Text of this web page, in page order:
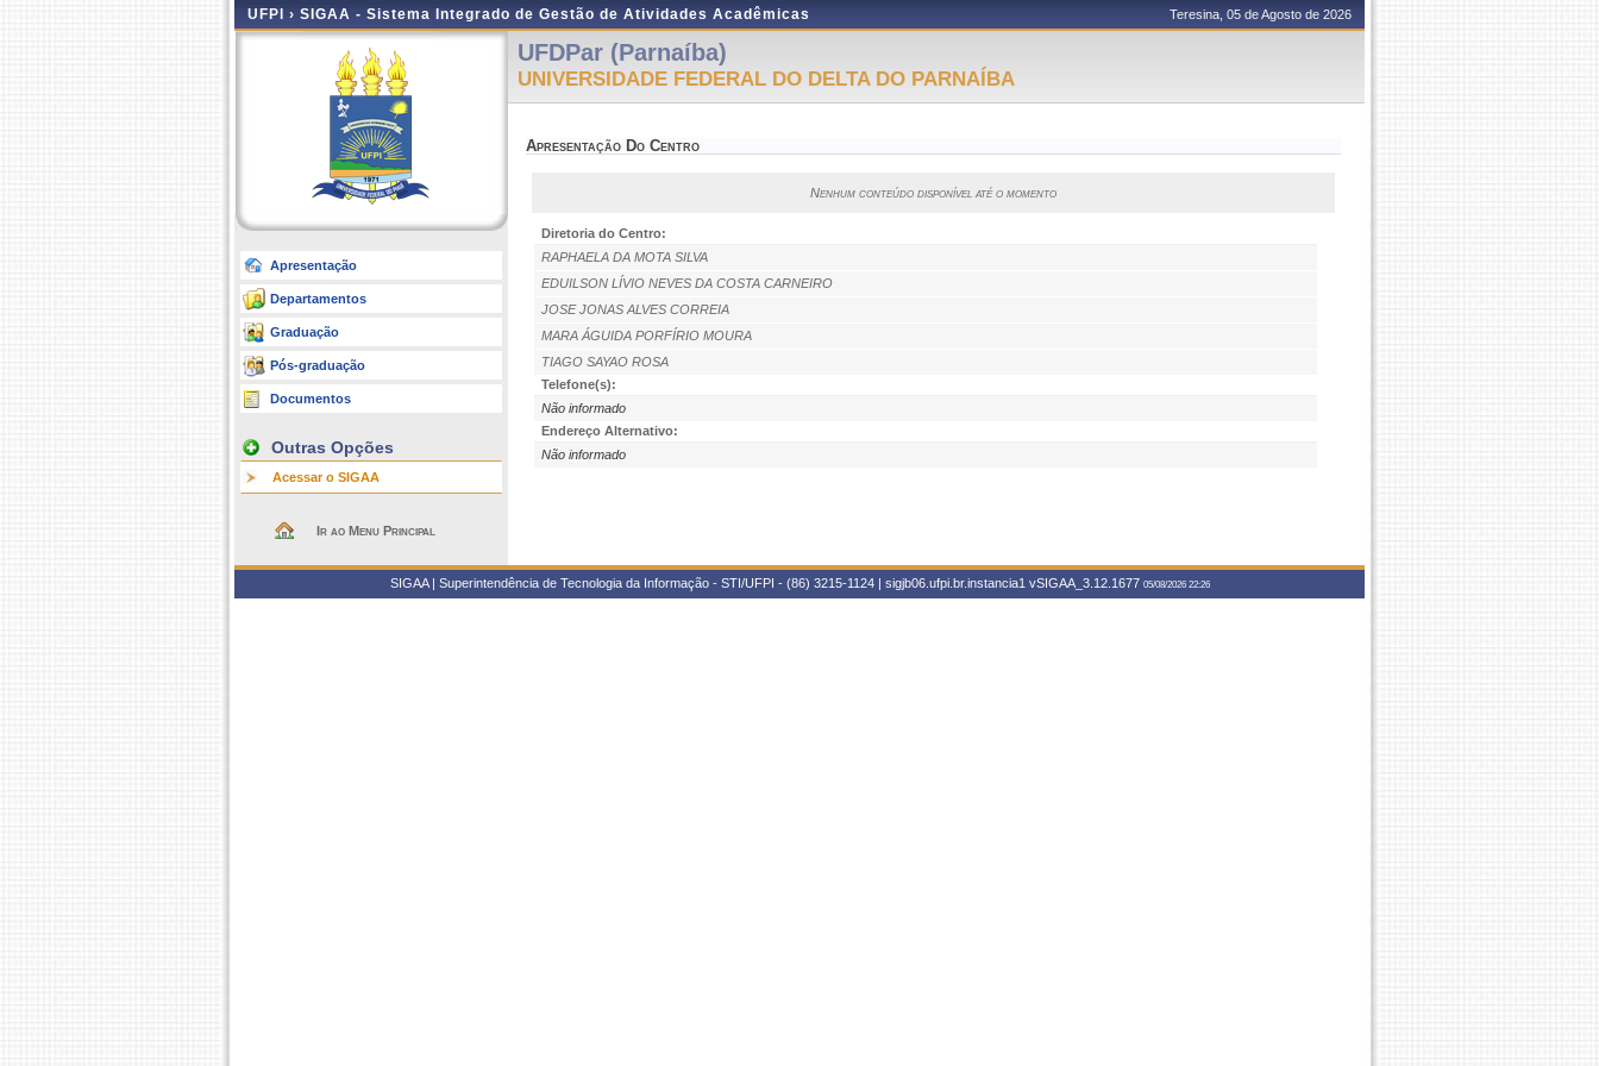
UFPI › SIGAA - Sistema Integrado de Gestão de Atividades Acadêmicas Teresina, 05 de Agosto de 2026
Apresentação
Departamentos
Graduação
Pós-graduação
Documentos
Outras Opções
Acessar o SIGAA
Ir ao Menu Principal
UFDPar (Parnaíba)
UNIVERSIDADE FEDERAL DO DELTA DO PARNAÍBA
Apresentação Do Centro
Nenhum conteúdo disponível até o momento
Diretoria do Centro:
RAPHAELA DA MOTA SILVA
EDUILSON LÍVIO NEVES DA COSTA CARNEIRO
JOSE JONAS ALVES CORREIA
MARA ÁGUIDA PORFÍRIO MOURA
TIAGO SAYAO ROSA
Telefone(s):
Não informado
Endereço Alternativo:
Não informado
SIGAA | Superintendência de Tecnologia da Informação - STI/UFPI - (86) 3215-1124 | sigjb06.ufpi.br.instancia1 vSIGAA_3.12.1677 05/08/2026 22:26